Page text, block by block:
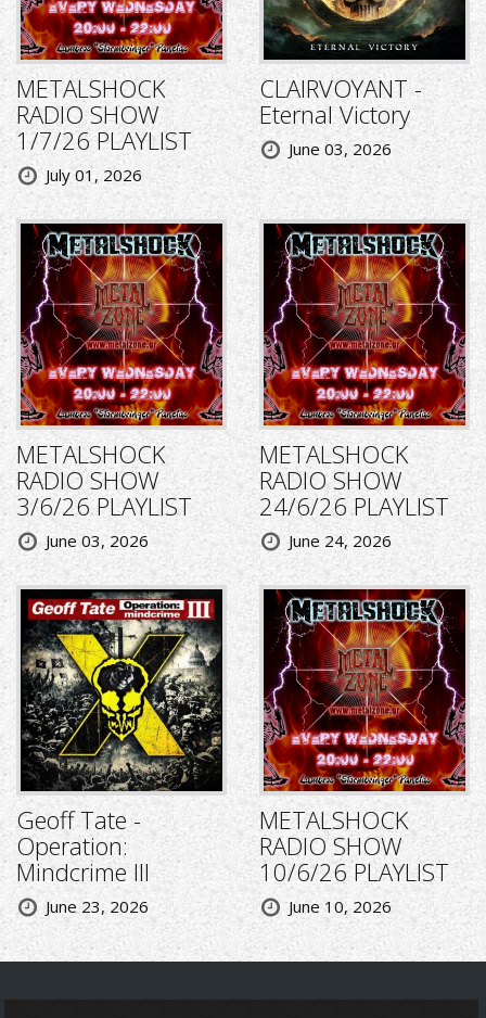
METALSHOCK
RADIO SHOW
1/7/26 PLAYLIST
July 01, 2026
CLAIRVOYANT -
Eternal Victory
June 03, 2026
METALSHOCK
RADIO SHOW
3/6/26 PLAYLIST
June 03, 2026
METALSHOCK
RADIO SHOW
24/6/26 PLAYLIST
June 24, 2026
Geoff Tate -
Operation:
Mindcrime III
June 23, 2026
METALSHOCK
RADIO SHOW
10/6/26 PLAYLIST
June 10, 2026